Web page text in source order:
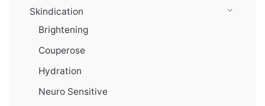
Skindication
Brightening
Couperose
Hydration
Neuro Sensitive